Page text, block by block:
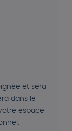
et sera
dans le
espace